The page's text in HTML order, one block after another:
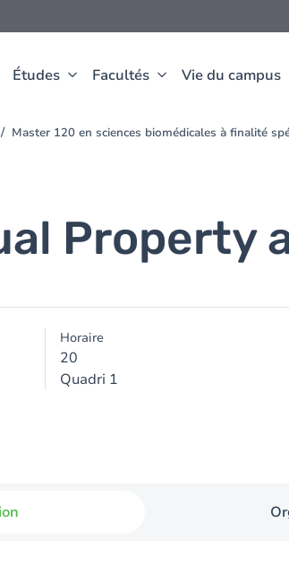
Études Facultés Vie du campus
Master 120 en sciences biomédicales à finalité
Property
Horaire
20
Quadri 1